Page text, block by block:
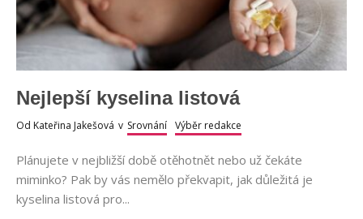
Nejlepší kyselina listová
Od Kateřina Jakešová v Srovnání Výběr redakce
Plánujete v nejbližší době otěhotnět nebo už čekáte
miminko? Pak by vás nemělo překvapit, jak důležitá je
kyselina listová pro...